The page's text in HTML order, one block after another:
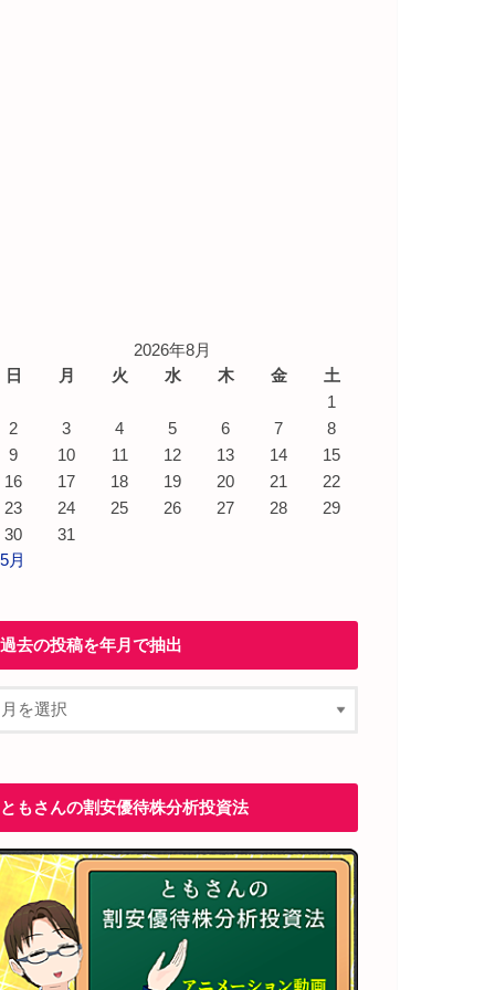
2026年8月
日
月 火 水 木 金
土
1
2
3 4 5 6 7
8
9
10 11 12 13 14
15
16
17 18 19 20 21
22
23
24 25 26 27 28
29
30
31
月
過去の投稿を年月で抽出
ともさんの割安優待株分析投資法